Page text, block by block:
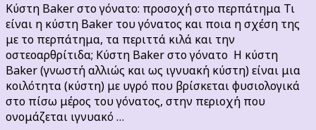
γόνατο:
προσοχή
στο
περπάτημα
Κύστη Baker στο γόνατο: προσοχή στο περπάτημα Τι
είναι η κύστη Baker του γόνατος και ποια η σχέση της
με το περπάτημα, τα περιττά κιλά και την
οστεοαρθρίτιδα; Κύστη Baker στο γόνατο Η κύστη
Baker (γνωστή αλλιώς και ως ιγνυακή κύστη) είναι μια
κοιλότητα (κύστη) με υγρό που βρίσκεται φυσιολογικά
στο πίσω μέρος του γόνατος, στην περιοχή που
ονομάζεται ιγνυακό …